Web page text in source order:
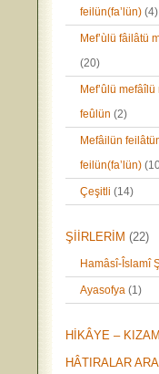
feilün(fa’lün) (4)
Mef’ùlü fâilâtü
(20)
Mef’ûlü
feûlün (2)
Mefâilün
feilün(fa’lün)
Çeşitli (14)
ŞİİRLERİM (22)
Hamâsî-Îslamî
Ayasofya (1)
HİKÂYE –
HÂTIRALAR